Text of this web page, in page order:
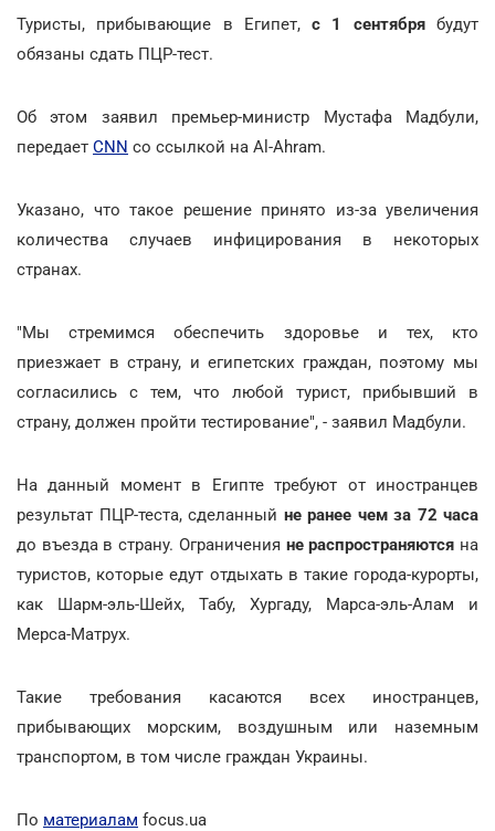
Туристы, прибывающие в Египет,с 1 сентябрябудут
обязаны сдать ПЦР-тест.
Об этом заявил премьер-министр Мустафа Мадбули,
передает CNN со ссылкой на Al-Ahram.
Указано, что такое решение принято из-за увеличения
количества случаев инфицирования в некоторых
странах.
"Мы стремимся обеспечить здоровье и тех, кто
приезжает в страну, и египетских граждан, поэтому мы
согласились с тем, что любой турист, прибывший в
страну, должен пройти тестирование", - заявил Мадбули.
На данный момент в Египте требуют от иностранцев
результат ПЦР-теста, сделанный не ранее чем за 72 часа
до въезда в страну. Ограничения не распространяются на
туристов, которые едут отдыхать в такие города-курорты,
как Шарм-эль-Шейх, Табу, Хургаду, Марса-эль-Алам и
Мерса-Матрух.
Такие требования касаются всех иностранцев,
прибывающих морским, воздушным или наземным
транспортом, в том числе граждан Украины.
По материалам focus.ua